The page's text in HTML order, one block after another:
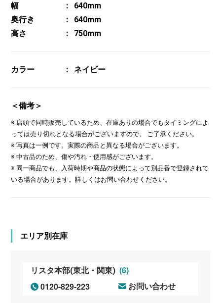
幅
640mm
奥行き
640mm
高さ
750mm
カラー ネイビー
＜備考＞
※ 店頭で同時販売しているため、在庫ありの場合でもタイミングによ
っては売り切れとなる場合がございますので、 ご了承ください。
※ 写真は一例です。実際の商品と異なる場合がございます。
※ 中古品のため、傷や汚れ・使用感がございます。
※ 同一商品でも、入荷時期や商品の状態によって別品番で登録されて
いる場合があります。詳しくはお問い合わせください。
エリア別在庫
リスタ本部(東北・関東) (6)
0120-829-223
お問い合わせ